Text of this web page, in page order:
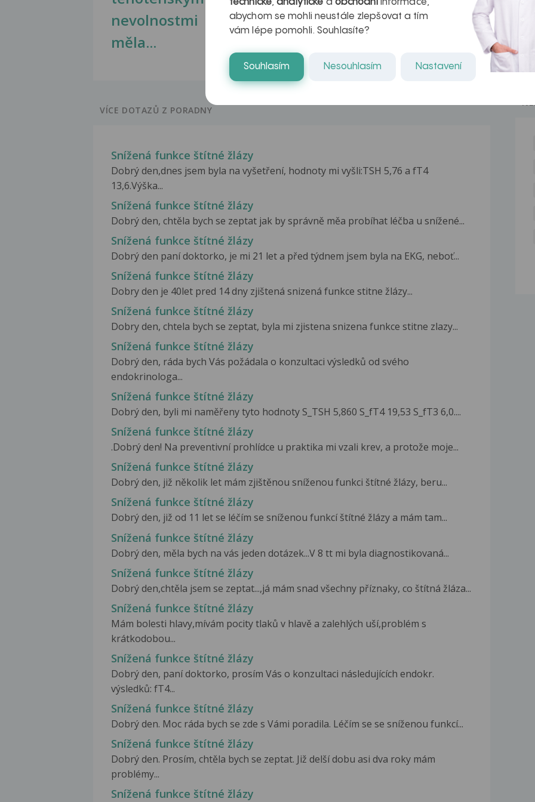
nevolnostmi
měla...
naděje pro ty,
VÍCE DOTAZŮ Z PORADNY
Snížená funkce štítné žlázy
Dobrý den,dnes jsem byla na vyšetření, hodnoty mi vyšli:TSH 5,76 a fT4
13,6.Výška...
Snížená funkce štítné žlázy
Dobrý den, chtěla bych se zeptat jak by správně měa probíhat léčba u snížené...
Snížená funkce štítné žlázy
Dobrý den paní doktorko, je mi 21 let a před týdnem jsem byla na EKG, neboť...
Snížená funkce štítné žlázy
Dobry den je 40let pred 14 dny zjištená snizená funkce stitne žlázy...
Snížená funkce štítné žlázy
Dobry den, chtela bych se zeptat, byla mi zjistena snizena funkce stitne zlazy...
Snížená funkce štítné žlázy
Dobrý den, ráda bych Vás požádala o konzultaci výsledků od svého
endokrinologa...
Snížená funkce štítné žlázy
Dobrý den, byli mi naměřeny tyto hodnoty S_TSH 5,860 S_fT4 19,53 S_fT3 6,0....
Snížená funkce štítné žlázy
.Dobrý den! Na preventivní prohlídce u praktika mi vzali krev, a protože moje...
Snížená funkce štítné žlázy
Dobrý den, již několik let mám zjištěnou sníženou funkci štítné žlázy, beru...
Snížená funkce štítné žlázy
Dobrý den, již od 11 let se léčím se sníženou funkcí štítné žlázy a mám tam...
Snížená funkce štítné žlázy
Dobrý den, měla bych na vás jeden dotázek...V 8 tt mi byla diagnostikovaná...
Snížená funkce štítné žlázy
Dobrý den,chtěla jsem se zeptat...,já mám snad všechny příznaky, co štítná žláza...
Snížená funkce štítné žlázy
Mám bolesti hlavy,mívám pocity tlaků v hlavě a zalehlých uší,problém s
krátkodobou...
Snížená funkce štítné žlázy
Dobrý den, paní doktorko, prosím Vás o konzultaci následujících endokr.
výsledků: fT4...
Snížená funkce štítné žlázy
Dobrý den. Moc ráda bych se zde s Vámi poradila. Léčím se se sníženou funkcí...
Snížená funkce štítné žlázy
Dobrý den. Prosím, chtěla bych se zeptat. Již delší dobu asi dva roky mám
problémy...
Snížená funkce štítné žlázy
technické,analytické a obchodníinformace,
abychom se mohli neustále zlepšovat a tím
vám lépe pomohli. Souhlasíte?
Souhlasím Nesouhlasím Nastavení